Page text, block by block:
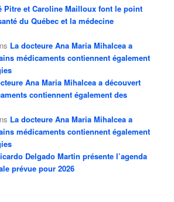
Pitre et Caroline Mailloux font le point
du Québec et la médecine
La docteure Ana Maria Mihalcea a
médicaments contiennent également
Ana Maria Mihalcea a découvert
contiennent également des
La docteure Ana Maria Mihalcea a
médicaments contiennent également
Delgado Martin présente l’agenda
prévue pour 2026